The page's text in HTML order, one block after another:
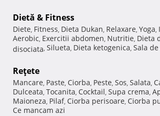
Dietă & Fitness
Diete, Fitness, Dieta Dukan, Relaxare, Yoga,
Aerobic, Exercitii abdomen, Nutritie, Dieta
disociata, Silueta, Dieta ketogenica, Sala
Reţete
Mancare, Paste, Ciorba, Peste, Sos, Salata,
Dulceata, Tocanita, Cocktail, Supa crema,
Maioneza, Pilaf, Ciorba perisoare, Ciorba
Ce mancam azi